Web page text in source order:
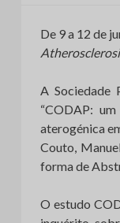
De 9 a 12 de
A Sociedade
“CODAP:
aterogénica
Couto,
forma de
O estudo